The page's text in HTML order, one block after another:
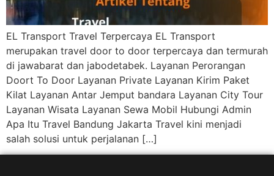
EL Transport Travel Terpercaya EL Transport
merupakan travel door to door terpercaya dan termurah
di jawabarat dan jabodetabek. Layanan Perorangan
Doort To Door Layanan Private Layanan Kirim Paket
Kilat Layanan Antar Jemput bandara Layanan City Tour
Layanan Wisata Layanan Sewa Mobil Hubungi Admin
Apa Itu Travel Bandung Jakarta Travel kini menjadi
salah solusi untuk perjalanan […]